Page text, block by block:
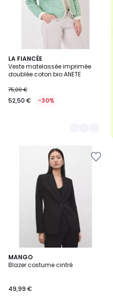
LA FIANCÉE
Veste matelassée imprimée
doublée coton bio ANETE
75,00 €
52,50 € -30%
2
Couleurs
MANGO
Blazer costume cintré
49,99 €
3
Couleurs